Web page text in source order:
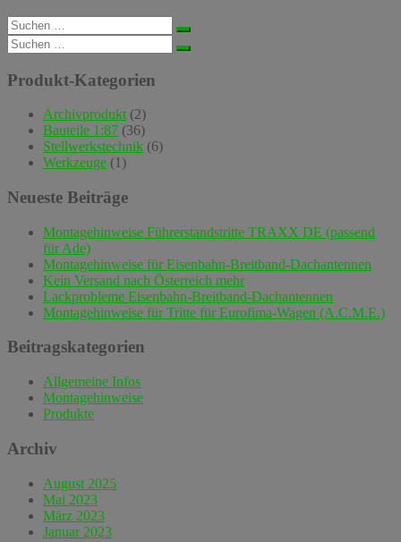
Suchen
nach:
Suchen
nach:
Produkt-Kategorien
Archivprodukt (2)
Bauteile 1:87 (36)
Stellwerkstechnik (6)
Werkzeuge (1)
Neueste Beiträge
Montagehinweise Führerstandstritte TRAXX DE (passend
für Ade)
Montagehinweise für Eisenbahn-Breitband-Dachantennen
Kein Versand nach Österreich mehr
Lackprobleme Eisenbahn-Breitband-Dachantennen
Montagehinweise für Tritte für Eurofima-Wagen (A.C.M.E.)
Beitragskategorien
Allgemeine Infos
Montagehinweise
Produkte
Archiv
August 2025
Mai 2023
März 2023
Januar 2023